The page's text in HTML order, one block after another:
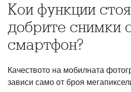
Кои функции
добрите снимки
смартфон?
Качеството на мобилната
зависи само от броя